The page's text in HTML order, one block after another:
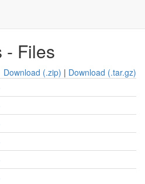
- Files
Download (.zip) | Download (.tar.gz)